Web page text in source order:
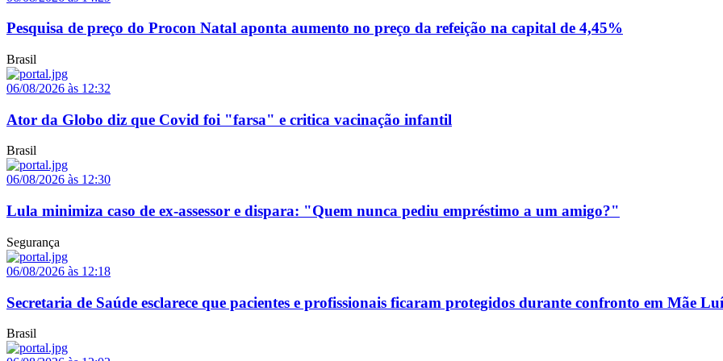
Pesquisa de preço do Procon Natal aponta aumento no preço da refeição na capital de 4,45%
Brasil
06/08/2026 às 12:32
Ator da Globo diz que Covid foi "farsa" e critica vacinação infantil
Brasil
06/08/2026 às 12:30
Lula minimiza caso de ex-assessor e dispara: "Quem nunca pediu empréstimo a um amigo?"
Segurança
06/08/2026 às 12:18
Secretaria de Saúde esclarece que pacientes e profissionais ficaram protegidos durante confronto em Mãe
Brasil